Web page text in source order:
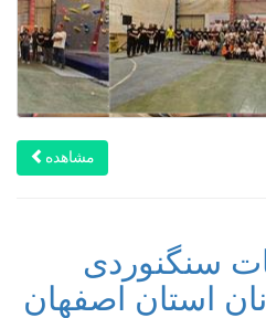
مشاهده
سنگنوردی
استان اصفهان